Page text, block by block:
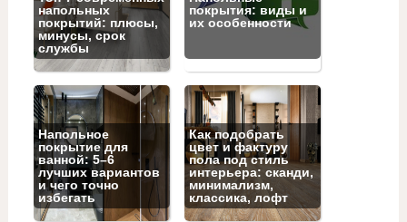
напольных
покрытий: плюсы,
минусы, срок
службы
покрытия: виды и
их особенности
Напольное
покрытие для
ванной: 5–6
лучших вариантов
и чего точно
избегать
Как подобрать
цвет и фактуру
пола под стиль
интерьера: сканди,
минимализм,
классика, лофт